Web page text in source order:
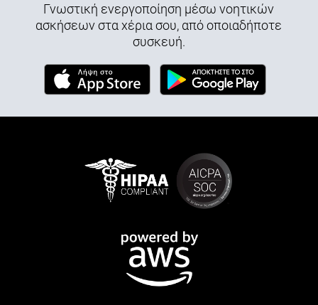
Γνωστική ενεργοποίηση μέσω νοητικών
ασκήσεων στα χέρια σου, από οποιαδήποτε
συσκευή.